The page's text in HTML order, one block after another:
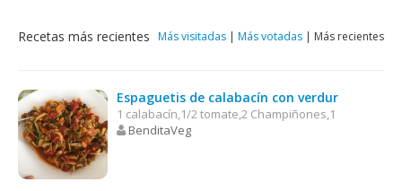
Recetas más recientes Más visitadas | Más votadas | Más recientes
Espaguetis de calabacín con verdur
1 calabacín,1/2 tomate,2 Champiñones,1
BenditaVeg